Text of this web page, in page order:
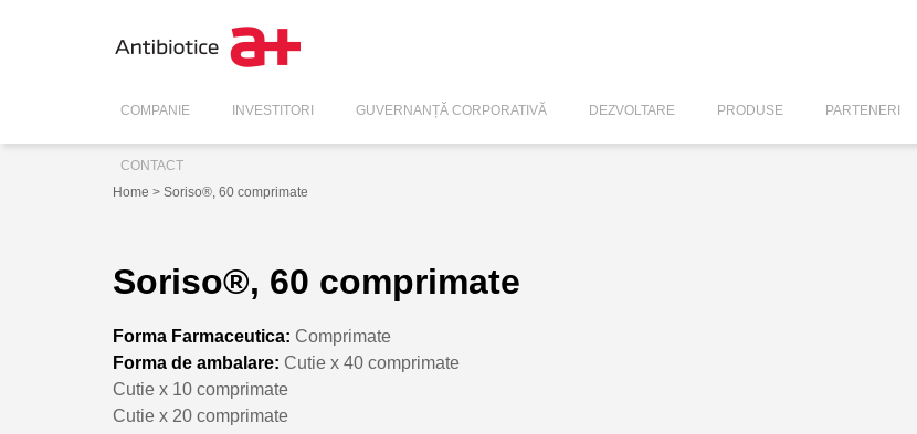
COMPANIE INVESTITORI GUVERNANȚĂ CORPORATIVĂ DEZVOLTARE PRODUSE PARTENERI
CONTACT
Home > Soriso®, 60 comprimate
Soriso®, 60 comprimate
Forma Farmaceutica: Comprimate
Forma de ambalare: Cutie x 40 comprimate
Cutie x 10 comprimate
Cutie x 20 comprimate